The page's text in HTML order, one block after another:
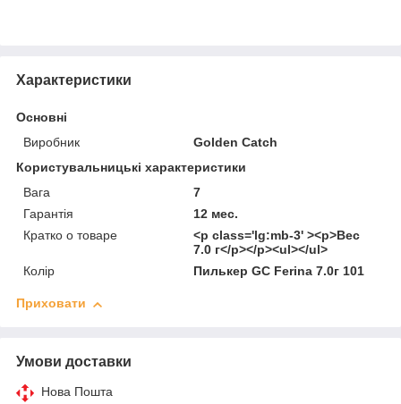
Характеристики
Основні
Виробник
Golden Catch
Користувальницькі характеристики
Вага
7
Гарантія
12 мес.
Кратко о товаре
<p class='lg:mb-3' ><p>Вес
7.0 г</p></p><ul></ul>
Колір
Пилькер GC Ferina 7.0г 101
Приховати
Умови доставки
Нова Пошта